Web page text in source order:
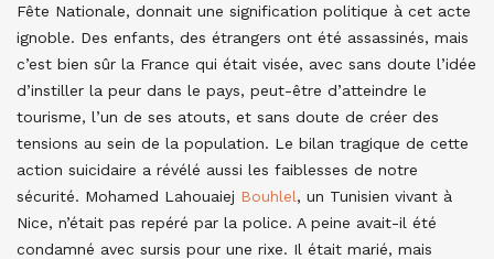
Fête Nationale, donnait une signification politique à cet acte
ignoble. Des enfants, des étrangers ont été assassinés, mais
c’est bien sûr la France qui était visée, avec sans doute l’idée
d’instiller la peur dans le pays, peut-être d’atteindre le
tourisme, l’un de ses atouts, et sans doute de créer des
tensions au sein de la population. Le bilan tragique de cette
action suicidaire a révélé aussi les faiblesses de notre
sécurité. Mohamed Lahouaiej Bouhlel, un Tunisien vivant à
Nice, n’était pas repéré par la police. A peine avait-il été
condamné avec sursis pour une rixe. Il était marié, mais